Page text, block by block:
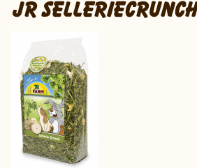
JR SELLERIECRUNCH